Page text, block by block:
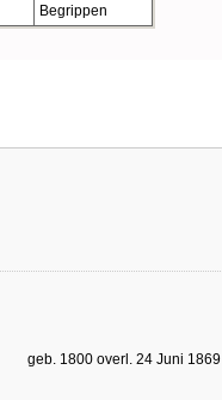
Begrippen
geb. 1800 overl. 24 Juni 1869